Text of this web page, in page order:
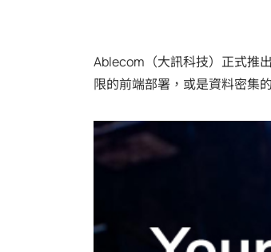
Ablecom （大訊科技）正式推
限的前端部署，或是資料密集